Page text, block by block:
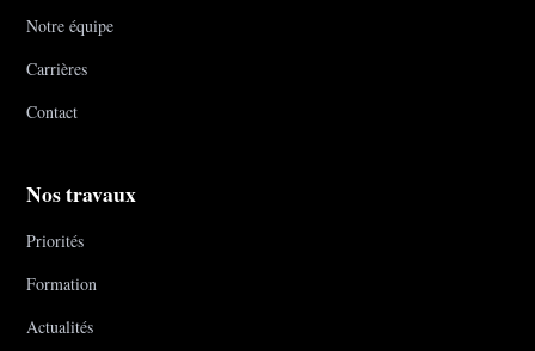
Notre équipe
Carrières
Contact
Nos travaux
Priorités
Formation
Actualités